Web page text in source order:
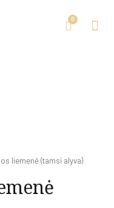
liemenė (tamsi alyva)